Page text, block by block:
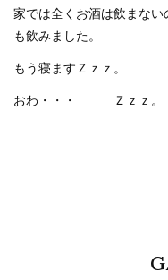
家では全くお酒は飲まな
も飲みました。
もう寝ますＺｚｚ。
おわ・・・ Ｚｚｚ。